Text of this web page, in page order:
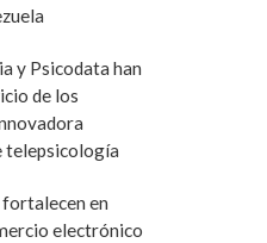
y Psicodata han
de los
telepsicología
en
electrónico